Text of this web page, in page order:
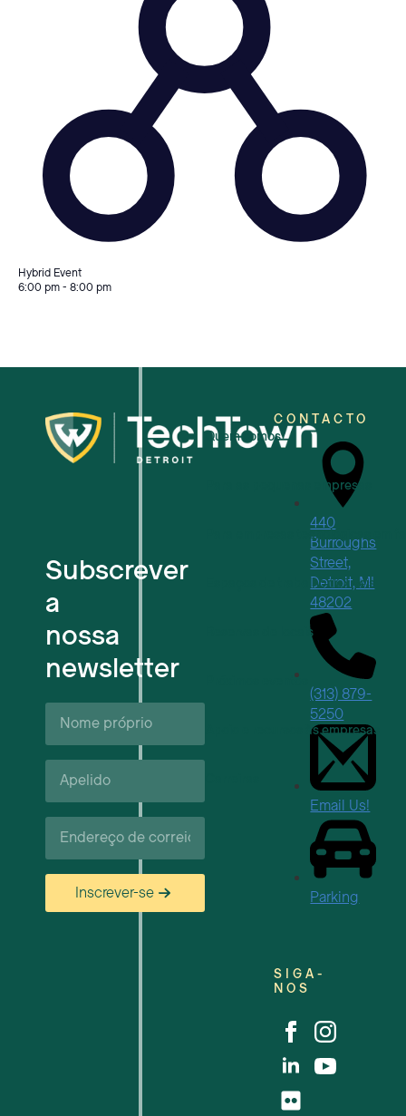
Hybrid Event
6:00 pm- 8:00 pm
Subscrever
a
nossa
newsletter
Nome
próprio*
Apelido*
Correio
eletrónico*
Inscrever-se
Quem somos
Para as pequenas empresas
Para empresas tecnológicas em
Espaços de trabalho flexíveis
Reservas de locais
Próximos eventos
Apoio e recursos às empresas
CONTACTO
440
Burroughs
Street,
Detroit, MI
48202
(313) 879-
5250
Email Us!
Parking
SIGA-
NOS